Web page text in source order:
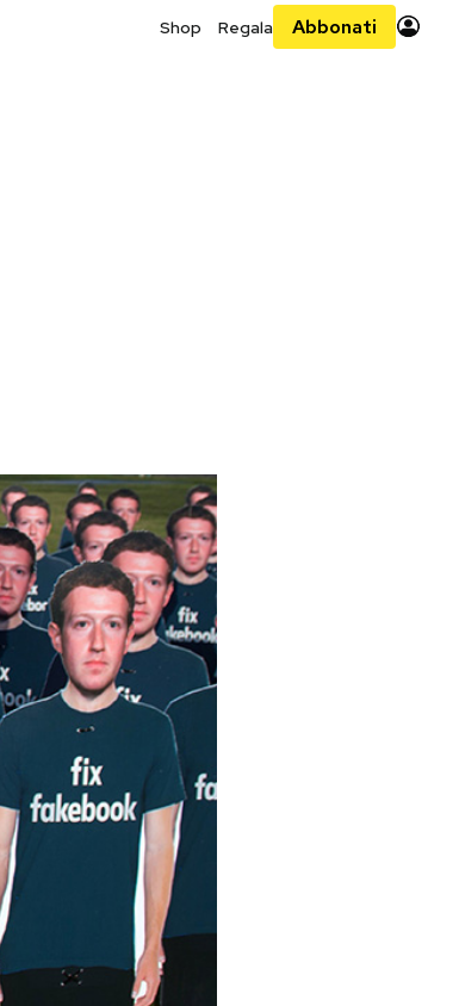
Shop Regala Abbonati